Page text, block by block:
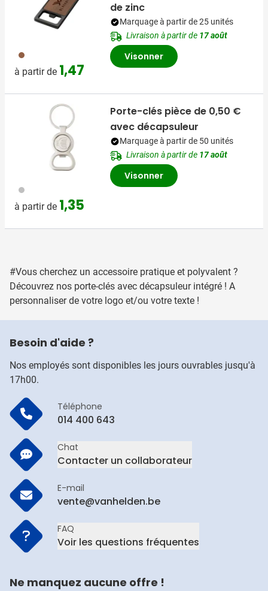
945
à partir de 1,47
de zinc
Marquage à partir de 25 unités
Livraison à partir de 17 août
Visonner
032
à partir de 1,35
Porte-clés pièce de 0,50 €
avec décapsuleur
Marquage à partir de 50 unités
Livraison à partir de 17 août
Visonner
#Vous cherchez un accessoire pratique et polyvalent ?
Découvrez nos porte-clés avec décapsuleur intégré ! A
personnaliser de votre logo et/ou votre texte !
Besoin d'aide ?
Nos employés sont disponibles les jours ouvrables jusqu'à
17h00.
Téléphone
014 400 643
Chat
Contacter un collaborateur
E-mail
vente@vanhelden.be
FAQ
Voir les questions fréquentes
Ne manquez aucune offre !